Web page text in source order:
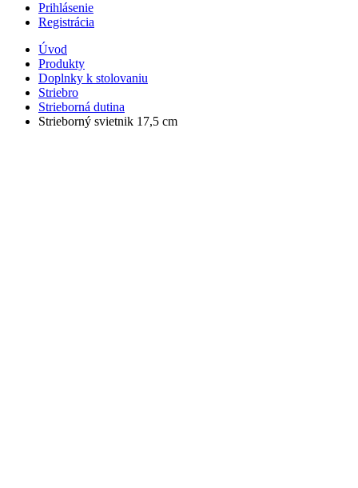
Prihlásenie
Registrácia
Úvod
Produkty
Doplnky k stolovaniu
Striebro
Strieborná dutina
Strieborný svietnik 17,5 cm